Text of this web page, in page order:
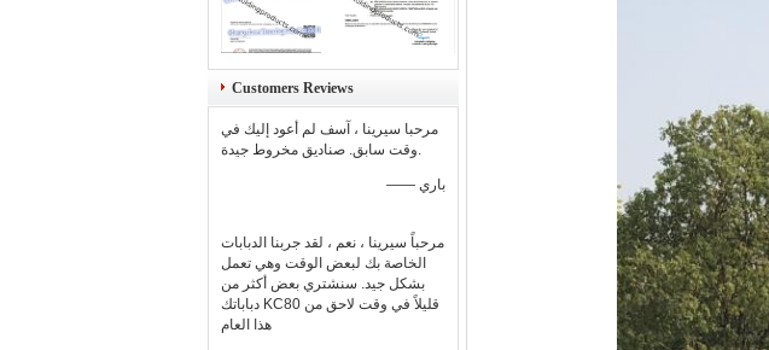
Customers Reviews
مرحبا سيرينا ، آسف لم أعود إليك في
وقت سابق. صناديق مخروط جيدة.
—— باري
مرحباً سيرينا ، نعم ، لقد جربنا الدبابات
الخاصة بك لبعض الوقت وهي تعمل
بشكل جيد. سنشتري بعض أكثر من
دباباتك KC80 قليلاً في وقت لاحق من
هذا العام